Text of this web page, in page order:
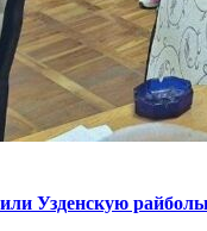
Узденскую